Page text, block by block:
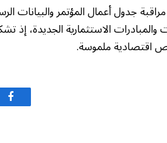
والمبادرات الاستثمارية الجديدة، إذ
اقتصادية ملموسة.